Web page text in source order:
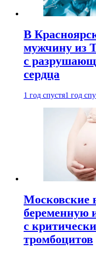
В
мужчину из
с
сердца
1 год спустя1 год
Московские
беременную
с
тромбоцитов